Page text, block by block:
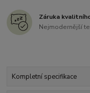
Záruka
Nejmodernější
Kompletní specifikace